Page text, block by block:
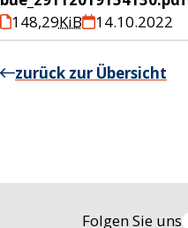
148,29KiB 14.10.2022
zurück zur Übersicht
Folgen Sie uns